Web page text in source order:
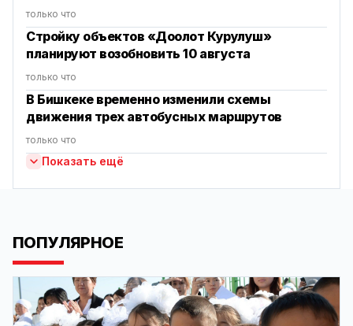
только что
Стройку объектов «Доолот Курулуш»
планируют возобновить 10 августа
только что
В Бишкеке временно изменили схемы
движения трех автобусных маршрутов
только что
Показать ещё
ПОПУЛЯРНОЕ